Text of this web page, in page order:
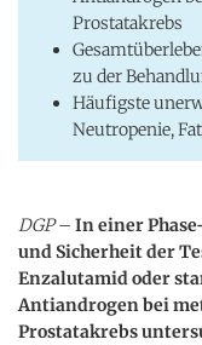
Prostatakrebs
zu der
Häufigste
Neutropenie,
DGP– In einer
und Sicherheit der
Enzalutamid oder
Antiandrogen bei
Prostatakrebs